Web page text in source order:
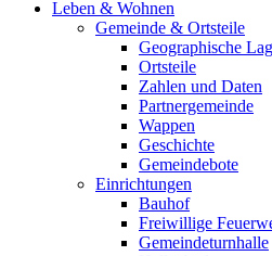
Leben & Wohnen
Gemeinde & Ortsteile
Geographische
Ortsteile
Zahlen und Daten
Partnergemeinde
Wappen
Geschichte
Gemeindebote
Einrichtungen
Bauhof
Freiwillige
Gemeindeturnhalle